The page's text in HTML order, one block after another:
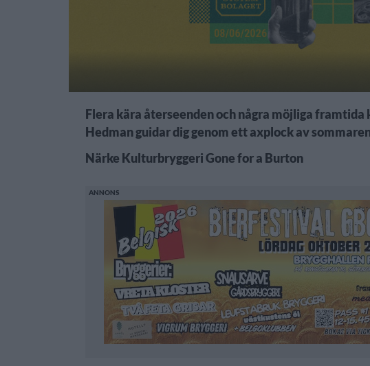
Flera kära återseenden och några möjliga framtida
Hedman guidar dig genom ett axplock av
Närke Kulturbryggeri Gone for a Burton